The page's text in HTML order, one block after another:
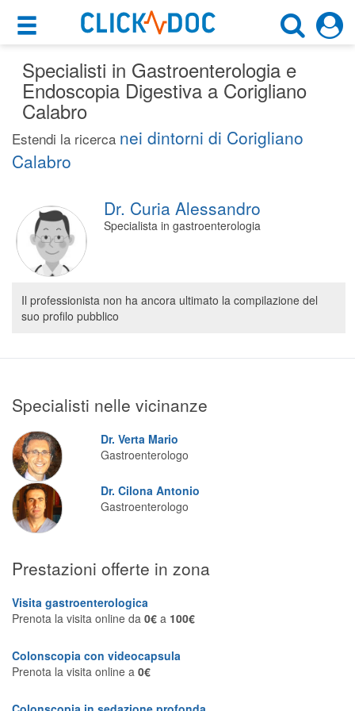
×
Motore di ricerca
×
Cerca uno specialista
Gastroenterologo
CERCA
Cosa possiamo offrirti
Per i pazienti
Prenota una visita
Consulti online
(su medicitalia.it)
Per gli specialisti
Prenotazioni online
Teleconsulto
Specialisti in Gastroenterologia e
Endoscopia Digestiva a Corigliano
Calabro
Estendi la ricerca nei dintorni di Corigliano
Calabro
Dr. Curia Alessandro
Specialista in gastroenterologia
Il professionista non ha ancora ultimato la compilazione del
suo profilo pubblico
Specialisti nelle vicinanze
Dr. Verta Mario
Gastroenterologo
Dr. Cilona Antonio
Gastroenterologo
Prestazioni offerte in zona
Visita gastroenterologica
Prenota la visita online da 0€ a 100€
Colonscopia con videocapsula
Prenota la visita online a 0€